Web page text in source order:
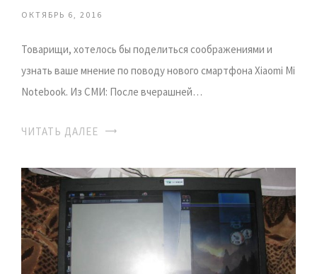
ОКТЯБРЬ 6, 2016
Товарищи, хотелось бы поделиться соображениями и
узнать ваше мнение по поводу нового смартфона Xiaomi Mi
Notebook. Из CМИ: После вчерашней…
ЧИТАТЬ ДАЛЕЕ